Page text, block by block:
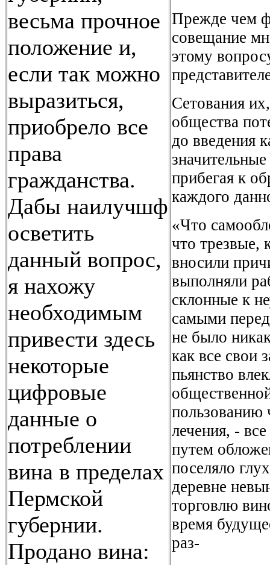
весьма прочное
положение и,
если так можно
выразиться,
приобрело все
права
гражданства.
Дабы наилучшф
осветить
данный вопрос,
я нахожу
необходимым
привести здесь
некоторые
цифровые
данные о
потреблении
вина в пределах
Пермской
губернии.
Продано вина:
Прежде чем
совещание
этому
Сетования
общества
до введения
прибегая к
каждого
«Что
что трезвые,
вносили
выполняли
склонные к
самыми
не было
как все свои
пьянство
лечения, -
путем
поселяло
деревне
торговлю
время
раз-